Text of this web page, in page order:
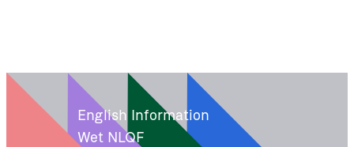
English Information
Wet NLQF